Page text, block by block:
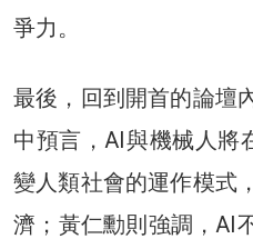
爭力。
最後，回到開首的論壇
中預言，AI與機械人將
變人類社會的運作模式
濟；黃仁勳則強調，AI